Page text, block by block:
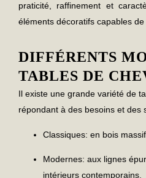
praticité, raffinement et
éléments décoratifs capables
DIFFÉRENTS
TABLES DE
Il existe une grande variété de
répondant à des besoins et des
Classiques: en bois
Modernes: aux lignes
intérieurs contemporains.